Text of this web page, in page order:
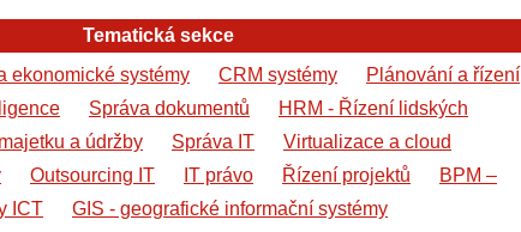
Tematická sekce
ekonomické systémy CRM systémy
Plánování a řízení
Správa dokumentů
HRM - Řízení lidských
a údržby Správa IT
Virtualizace a cloud
Outsourcing IT IT právo Řízení projektů
BPM –
ICT
GIS - geografické informační systémy